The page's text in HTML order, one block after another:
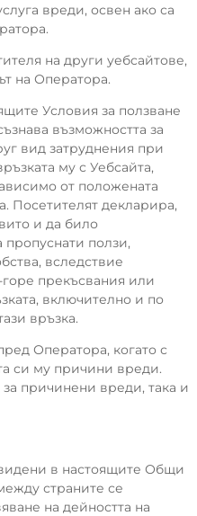
вреди, освен ако са
на други уебсайтове,
на Оператора.
Условия за ползване
възможността за
вид затруднения при
му с Уебсайта,
от положената
Посетителят декларира,
и да било
ползи,
вследствие
прекъсвания или
включително и по
връзка.
Оператора, когато с
си му причини вреди.
причинени вреди, така и
в настоящите Общи
страните се
на дейността на